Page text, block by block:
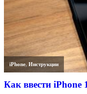
iPhone,Инструкции
Как ввести iPhone